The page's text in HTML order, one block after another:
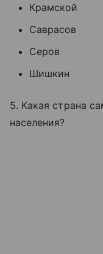
Крамской
Саврасов
Серов
Шишкин
5. Какая страна
населения?